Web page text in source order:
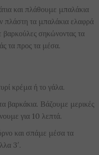
και πλάθουμε μπαλάκια
πλάστη τα μπαλάκια ελαφρά
βαρκούλες σηκώνοντας τα
τα προς τα μέσα.
κρέμα ή το γάλα.
βαρκάκια. Βάζουμε μερικές
για 10 λεπτά.
και σπάμε μέσα τα
3′.